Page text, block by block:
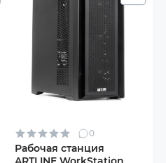
0
Рабочая станция